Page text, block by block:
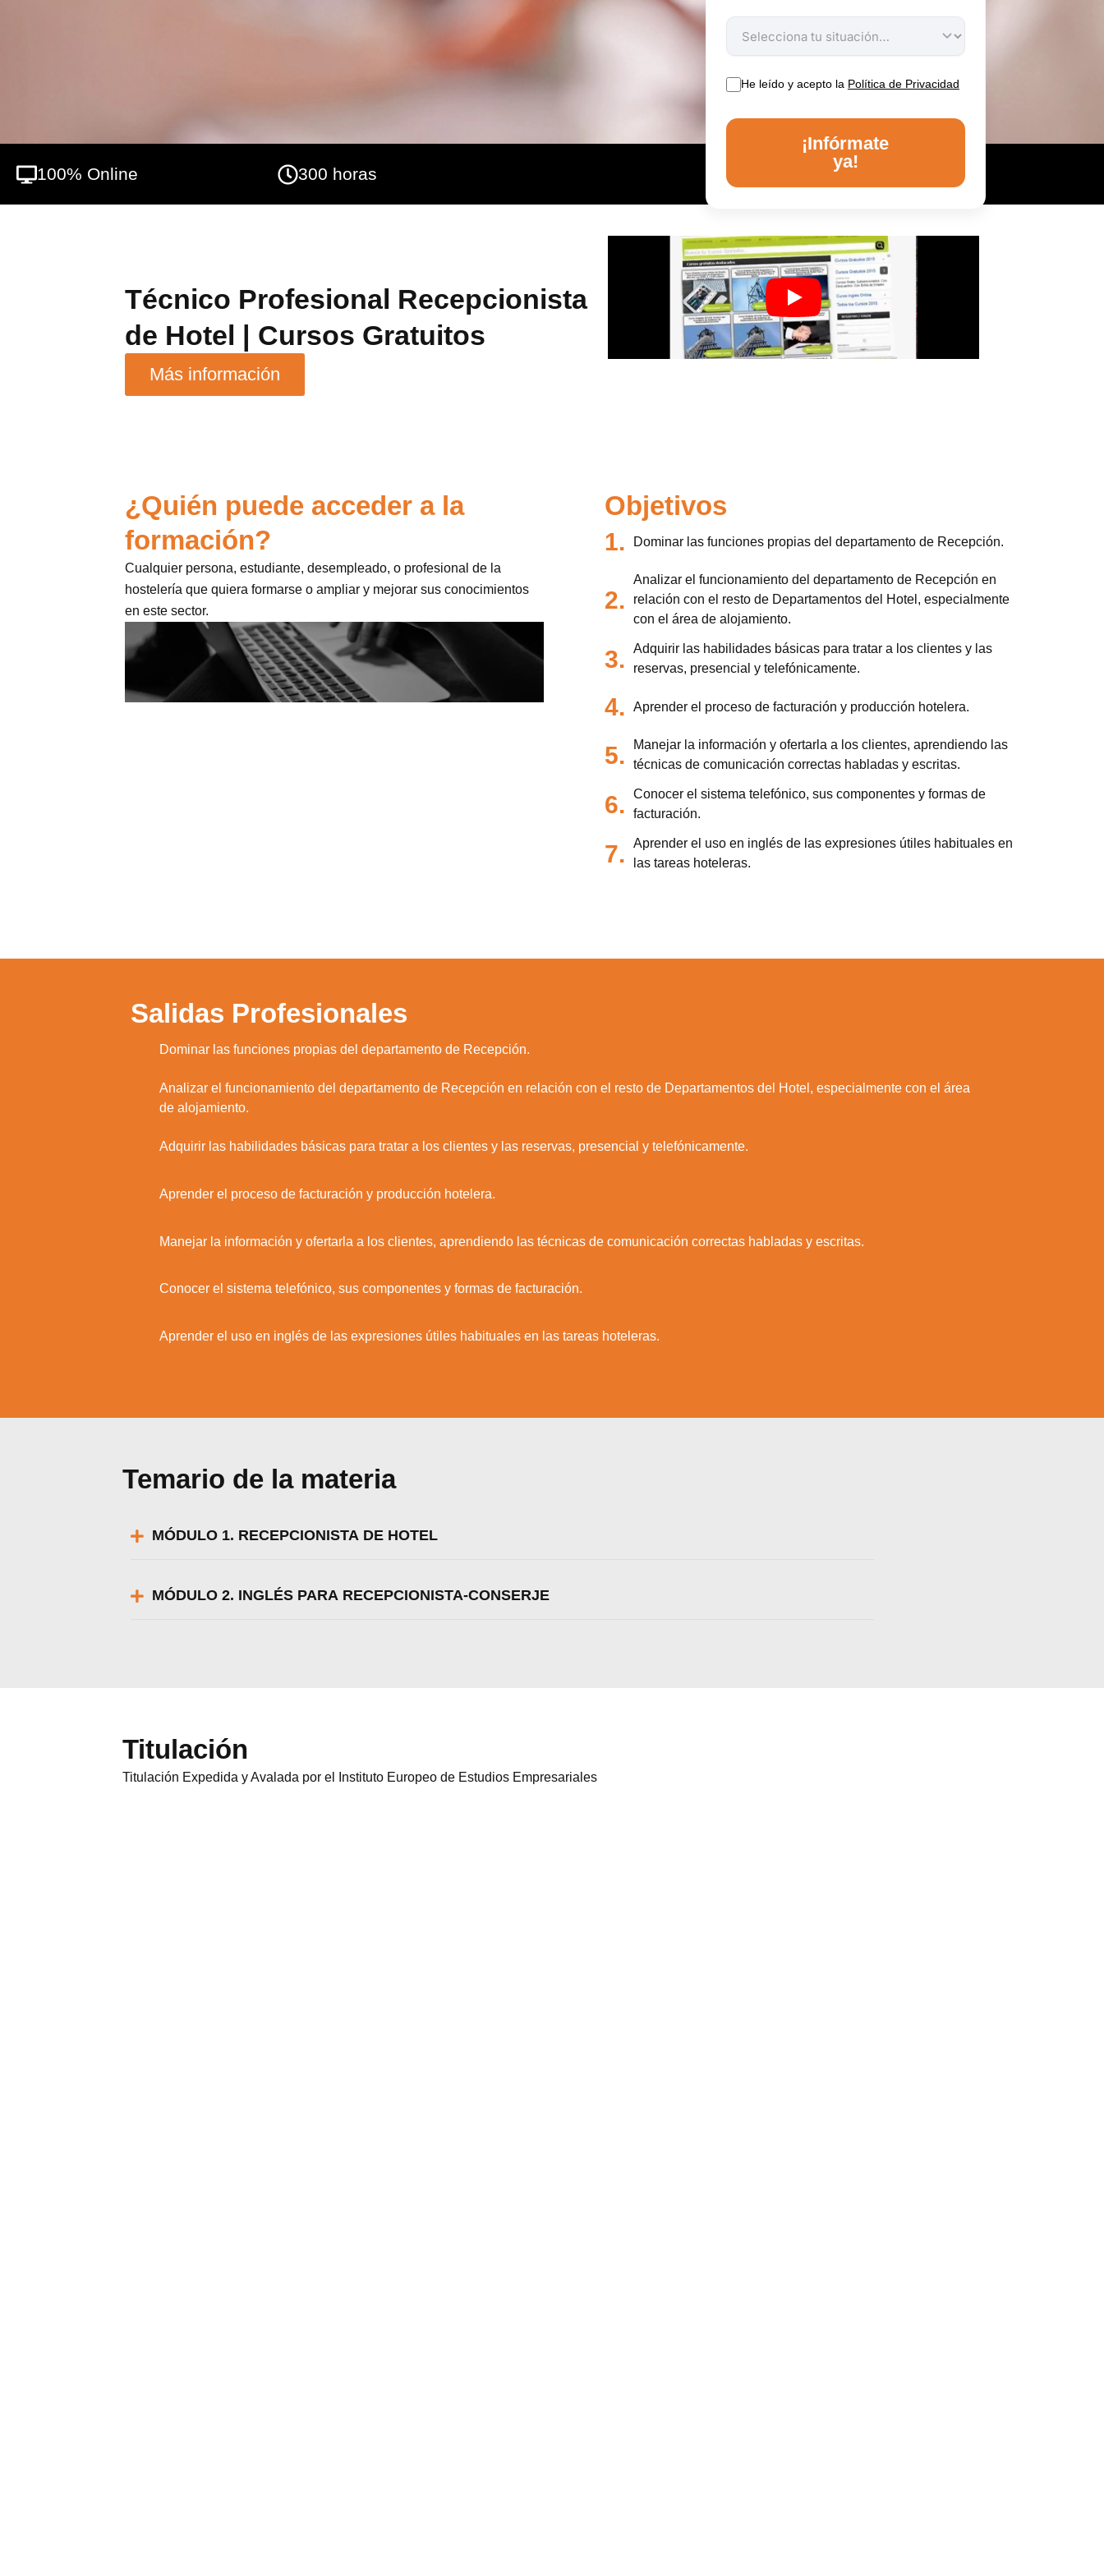
He leído y acepto la Política de Privacidad
¡Infórmate
ya!
100% Online 300 horas
Técnico Profesional Recepcionista
de Hotel | Cursos Gratuitos
Más información
¿Quién puede acceder a la
formación?
Cualquier persona, estudiante, desempleado, o profesional de la
hostelería que quiera formarse o ampliar y mejorar sus conocimientos
en este sector.
Objetivos
1. Dominar las funciones propias del departamento de Recepción.
2.
Analizar el funcionamiento del departamento de Recepción en
relación con el resto de Departamentos del Hotel, especialmente
con el área de alojamiento.
3.
Adquirir las habilidades básicas para tratar a los clientes y las
reservas, presencial y telefónicamente.
4. Aprender el proceso de facturación y producción hotelera.
5.
Manejar la información y ofertarla a los clientes, aprendiendo las
técnicas de comunicación correctas habladas y escritas.
6.
Conocer el sistema telefónico, sus componentes y formas de
facturación.
7.
Aprender el uso en inglés de las expresiones útiles habituales en
las tareas hoteleras.
Salidas Profesionales
Dominar las funciones propias del departamento de Recepción.
Analizar el funcionamiento del departamento de Recepción en relación con el resto de Departamentos del Hotel, especialmente con el área
de alojamiento.
Adquirir las habilidades básicas para tratar a los clientes y las reservas, presencial y telefónicamente.
Aprender el proceso de facturación y producción hotelera.
Manejar la información y ofertarla a los clientes, aprendiendo las técnicas de comunicación correctas habladas y escritas.
Conocer el sistema telefónico, sus componentes y formas de facturación.
Aprender el uso en inglés de las expresiones útiles habituales en las tareas hoteleras.
Temario de la materia
MÓDULO 1. RECEPCIONISTA DE HOTEL
MÓDULO 2. INGLÉS PARA RECEPCIONISTA-CONSERJE
Titulación
Titulación Expedida y Avalada por el Instituto Europeo de Estudios Empresariales